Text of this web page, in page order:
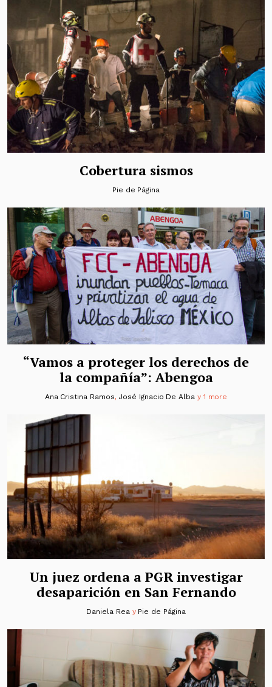
Cobertura sismos
Pie de Página
“Vamos a proteger los derechos de
la compañía”: Abengoa
Ana Cristina Ramos, José Ignacio De Alba y 1 more
Un juez ordena a PGR investigar
desaparición en San Fernando
Daniela Reay Pie de Página